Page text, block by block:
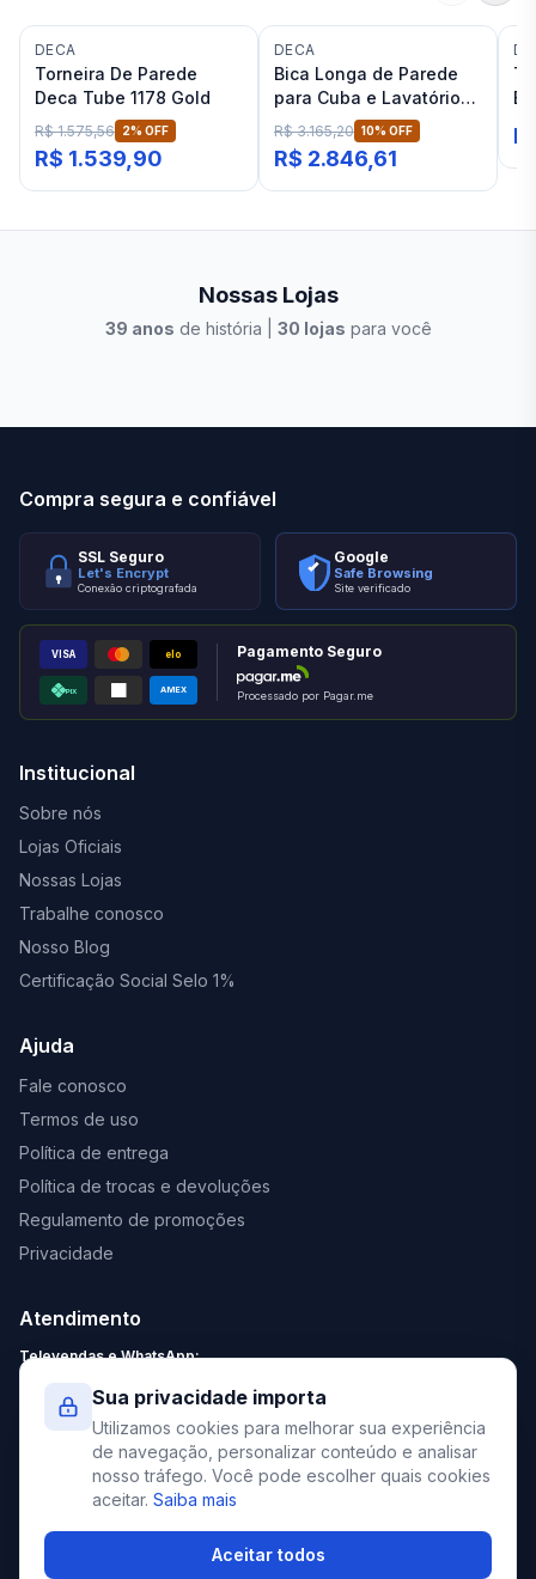
DECA
Torneira De Parede
Deca Tube 1178 Gold
R$ 1.575,56 2% OFF
R$ 1.539,90
DECA
Bica Longa de Parede
para Cuba e Lavatório
Deca You Summer Gold
R$ 3.165,20 10% OFF
R$ 2.846,61
Nossas Lojas
39 anos de história | 30 lojas para você
Compra segura e confiável
SSL Seguro
Let's Encrypt
Conexão criptografada
Google
Safe Browsing
Site verificado
VISA elo
PIX AMEX
Pagamento Seguro
Processado por Pagar.me
Institucional
Sobre nós
Lojas Oficiais
Nossas Lojas
Trabalhe conosco
Nosso Blog
Certificação Social Selo 1%
Ajuda
Fale conosco
Termos de uso
Política de entrega
Política de trocas e devoluções
Regulamento de promoções
Privacidade
Atendimento
Televendas e WhatsApp:
Sábado: 9:00 - 13:00
contato@elevato.com.br
+55 51 4042-9413
Sua privacidade importa
Utilizamos cookies para melhorar sua experiência
de navegação, personalizar conteúdo e analisar
nosso tráfego. Você pode escolher quais cookies
aceitar. Saiba mais
Aceitar todos